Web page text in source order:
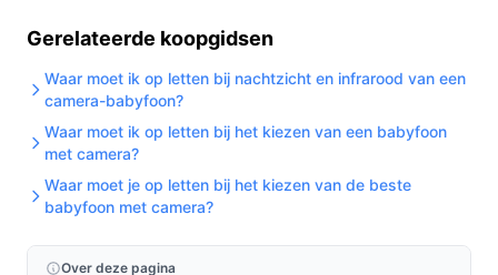
Gerelateerde koopgidsen
Waar moet ik op letten bij nachtzicht en infrarood van een
camera-babyfoon?
Waar moet ik op letten bij het kiezen van een babyfoon
met camera?
Waar moet je op letten bij het kiezen van de beste
babyfoon met camera?
Over deze pagina